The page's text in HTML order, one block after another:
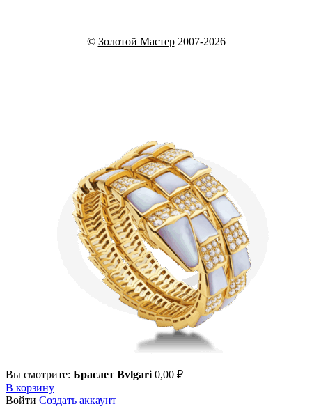
© Золотой Мастер2007-2026
Вы смотрите: Браслет Bvlgari 0,00 ₽
В корзину
Войти Создать аккаунт